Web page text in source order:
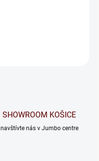
SHOWROOM KOŠICE
navštívte nás v Jumbo centre